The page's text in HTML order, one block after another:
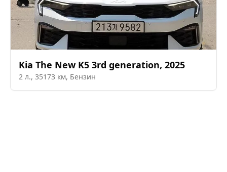
Kia The New K5 3rd generation, 2025
2 л., 35173 км, Бензин